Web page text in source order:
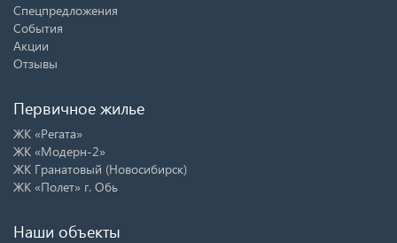
Спецпредложения
События
Акции
Отзывы
Первичное жилье
ЖК «Регата»
ЖК «Модерн-2»
ЖК Гранатовый (Новосибирск)
ЖК «Полет» г. Обь
Наши объекты